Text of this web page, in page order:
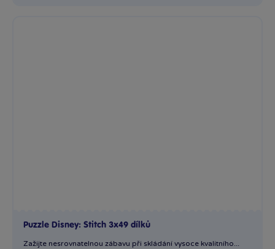
Puzzle Disney: Stitch 3x49 dílků
Zažijte nesrovnatelnou zábavu při skládání vysoce kvalitního...